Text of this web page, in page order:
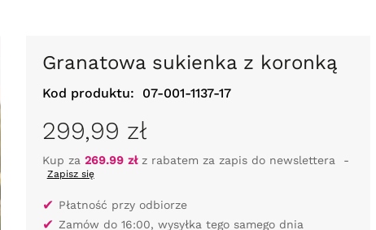
Granatowa sukienka z koronką
Kod produktu: 07-001-1137-17
299,99 zł
Kup za 269.99 złz rabatem za zapis do newslettera -
Zapisz się
✔ Płatność przy odbiorze
✔ Zamów do 16:00, wysyłka tego samego dnia